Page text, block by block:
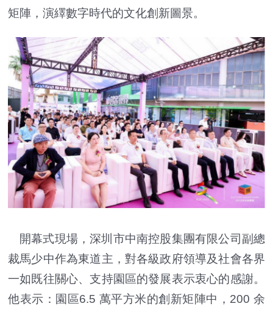
矩陣，演繹數字時代的文化創新圖景。
開幕式現場，深圳市中南控股集團有限公司副總
裁馬少中作為東道主，對各級政府領導及社會各界
一如既往關心、支持園區的發展表示衷心的感謝。
他表示：園區6.5 萬平方米的創新矩陣中，200 余